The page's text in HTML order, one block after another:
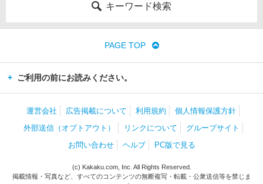
キーワード検索
PAGE TOP
ご利用の前にお読みください。
運営会社 広告掲載について 利用規約
個人情報保護方針
外部送信（オプトアウト）
リンクについて
グループサイト
お問い合わせ
ヘルプ PC版で見る
(c) Kakaku.com, Inc. All Rights Reserved.
掲載情報・写真など、すべてのコンテンツの無断複写・転載・公衆送信等を禁じま